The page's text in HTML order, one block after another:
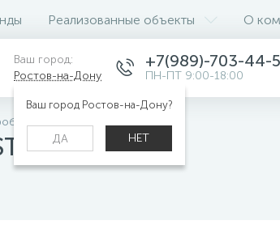
Реализованные объекты О
Ваш город:
Ростов-на-Дону
Ваш город Ростов-на-Дону?
ДА НЕТ
+7(989)-703-44-
ПН-ПТ 9:00-18:00
насосы WATERSTRY
SB 3-29